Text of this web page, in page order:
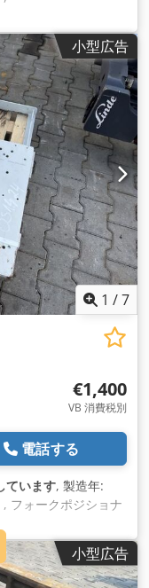
小型広告
1 /7
€1,400
VB 消費税別
電話する
ています, 製造年:
, フォークポジショナ
kg 状態: 使用可能、
態：非常に良い 商
ト 容量 1500 kg 開口
小型広告